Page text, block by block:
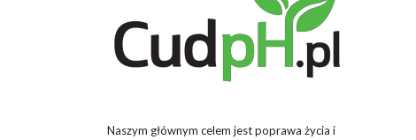
Naszym głównym celem jest poprawa życia i